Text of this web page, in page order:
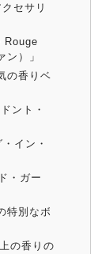
セサリ
Rouge
）」
の香りベ
ント・
イン・
・ガー
特別なボ
の香りの